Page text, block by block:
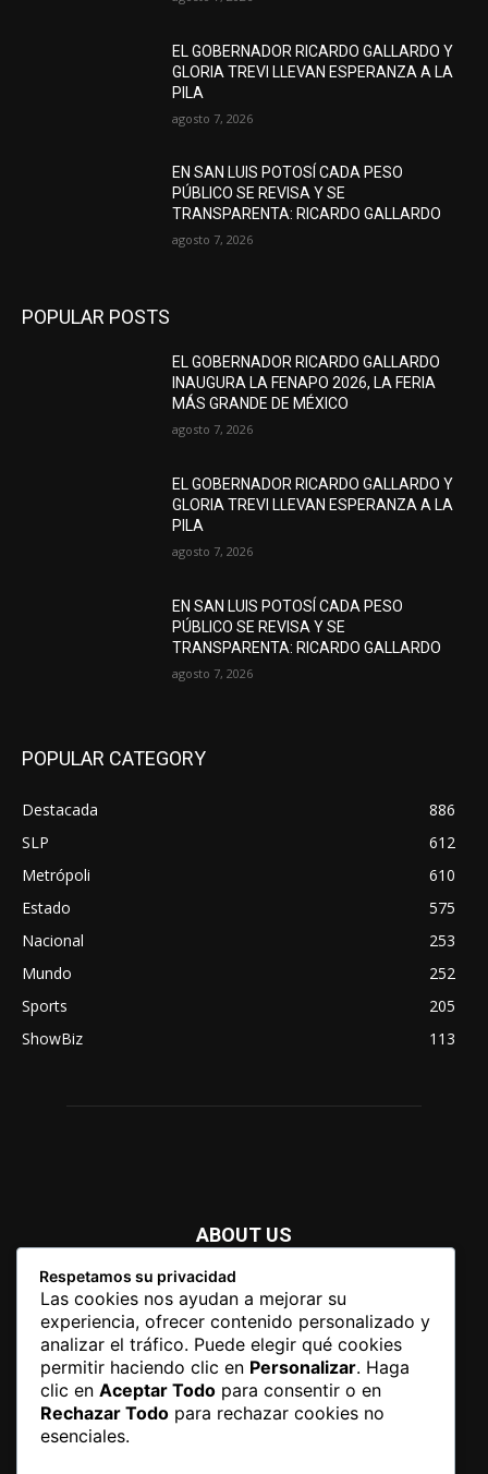
EL GOBERNADOR RICARDO GALLARDO Y
GLORIA TREVI LLEVAN ESPERANZA A LA
PILA
agosto 7, 2026
EN SAN LUIS POTOSÍ CADA PESO
PÚBLICO SE REVISA Y SE
TRANSPARENTA: RICARDO GALLARDO
agosto 7, 2026
POPULAR POSTS
EL GOBERNADOR RICARDO GALLARDO
INAUGURA LA FENAPO 2026, LA FERIA
MÁS GRANDE DE MÉXICO
agosto 7, 2026
EL GOBERNADOR RICARDO GALLARDO Y
GLORIA TREVI LLEVAN ESPERANZA A LA
PILA
agosto 7, 2026
EN SAN LUIS POTOSÍ CADA PESO
PÚBLICO SE REVISA Y SE
TRANSPARENTA: RICARDO GALLARDO
agosto 7, 2026
POPULAR CATEGORY
Destacada
886
SLP
612
Metrópoli
610
Estado
575
Nacional
253
Mundo
252
Sports
205
ShowBiz
113
ABOUT US
Newspaper is your news, entertainment, music fashion
website. We provide you with the latest breaking news and
videos straight from the entertainment industry.
Contact us:contact@yoursite.com
Respetamos su privacidad
Las cookies nos ayudan a mejorar su
experiencia, ofrecer contenido personalizado y
analizar el tráfico. Puede elegir qué cookies
permitir haciendo clic en Personalizar. Haga
clic en Aceptar Todo para consentir o en
Rechazar Todo para rechazar cookies no
esenciales.